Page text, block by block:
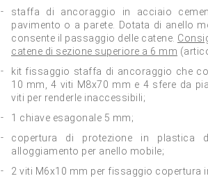
staffa di ancoraggio in acciaio
pavimento o a parete. Dotata di anello
consente il passaggio delle catene.
catene di sezione superiore a 6 mm
kit fissaggio staffa di ancoraggio che
10 mm, 4 viti M8x70 mm e 4 sfere da
viti per renderle inaccessibili;
1 chiave esagonale 5 mm;
copertura di protezione in plastica
alloggiamento per anello mobile;
2 viti M6x10 mm per fissaggio copertura